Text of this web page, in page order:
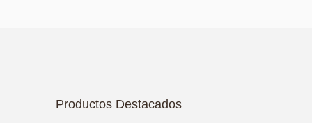
Productos Destacados